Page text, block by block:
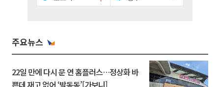
주요뉴스
22일 만에 다시 문 연 홈플러스…정상화 바